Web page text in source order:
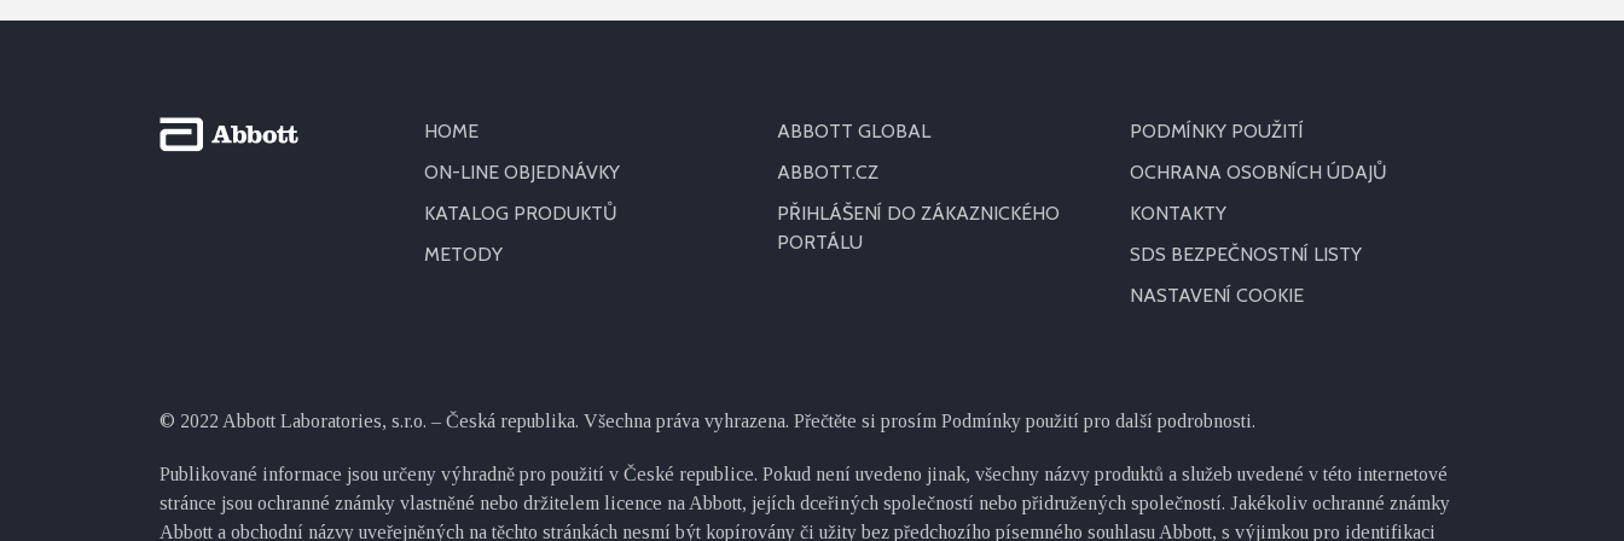
HOME
ON-LINE OBJEDNÁVKY
KATALOG PRODUKTŮ
METODY
ABBOTT GLOBAL
ABBOTT.CZ
PŘIHLÁŠENÍ DO ZÁKAZNICKÉHO
PORTÁLU
PODMÍNKY POUŽITÍ
OCHRANA OSOBNÍCH ÚDAJŮ
KONTAKTY
SDS BEZPEČNOSTNÍ LISTY
NASTAVENÍ COOKIE
© 2022 Abbott Laboratories, s.r.o. – Česká republika. Všechna práva vyhrazena. Přečtěte si prosím Podmínky použití pro další podrobnosti.
Publikované informace jsou určeny výhradně pro použití v České republice. Pokud není uvedeno jinak, všechny názvy produktů a služeb uvedené v této internetové
stránce jsou ochranné známky vlastněné nebo držitelem licence na Abbott, jejích dceřiných společností nebo přidružených společností. Jakékoliv ochranné známky
Abbott a obchodní názvy uveřejněných na těchto stránkách nesmí být kopírovány či užity bez předchozího písemného souhlasu Abbott, s výjimkou pro identifikaci